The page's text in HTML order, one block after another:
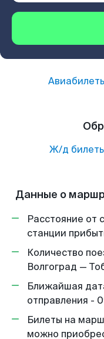
Ж/д
Данные о
Расстояние от
станции
Количество
Волгоград —
Ближайшая
отправления -
Билеты на
можно